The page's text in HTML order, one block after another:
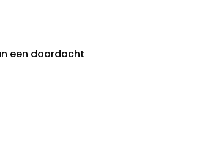
een doordacht